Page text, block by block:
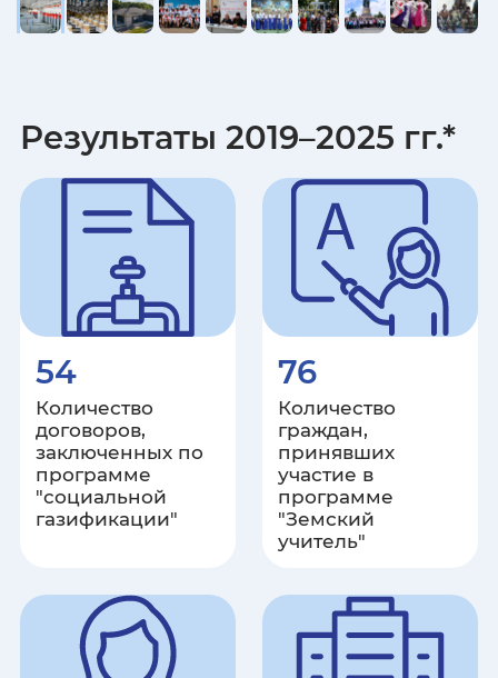
Камчатский край
Карачаево-Черкесская
Республика
Республика Карелия
Кемеровская область
Кировская область
Республика Коми
Костромская область
Красноярский край
Результаты 2019–2025 гг.*
54
Количество
договоров,
заключенных по
программе
"социальной
газификации"
76
Количество
граждан,
принявших
участие в
программе
"Земский
учитель"